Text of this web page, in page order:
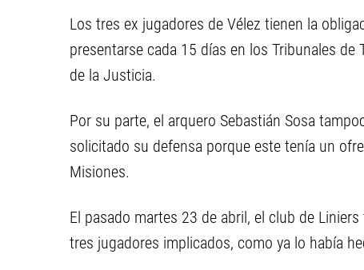
Los tres ex jugadores de Vélez tienen la
presentarse cada 15 días en los Tribunales
de la Justicia.
Por su parte, el arquero Sebastián Sosa
solicitado su defensa porque este tenía un
Misiones.
El pasado martes 23 de abril, el club de
tres jugadores implicados, como ya lo había